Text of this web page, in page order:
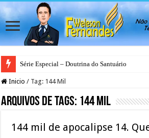
Série Especial – Doutrina do Santuário
Antes da Porta se Fechar: A Mensagem
Inicio / Tag: 144 Mil
Arquivos de Tags: 144 Mil
144 mil de apocalipse 14.